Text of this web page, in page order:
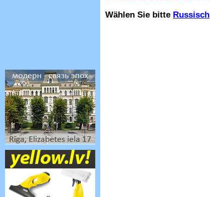
Wählen Sie bitte Russisch